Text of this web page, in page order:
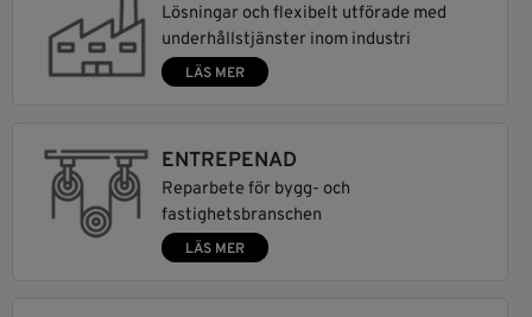
Lösningar och flexibelt utförade med
underhållstjänster inom industri
LÄS MER
ENTREPENAD
Reparbete för bygg- och
fastighetsbranschen
LÄS MER